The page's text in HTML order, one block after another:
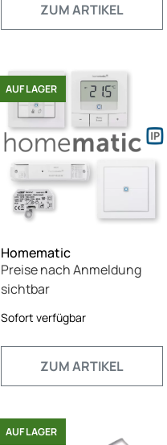
ZUM ARTIKEL
AUF LAGER
Homematic
Preise nach Anmeldung
sichtbar
Sofort verfügbar
ZUM ARTIKEL
AUF LAGER